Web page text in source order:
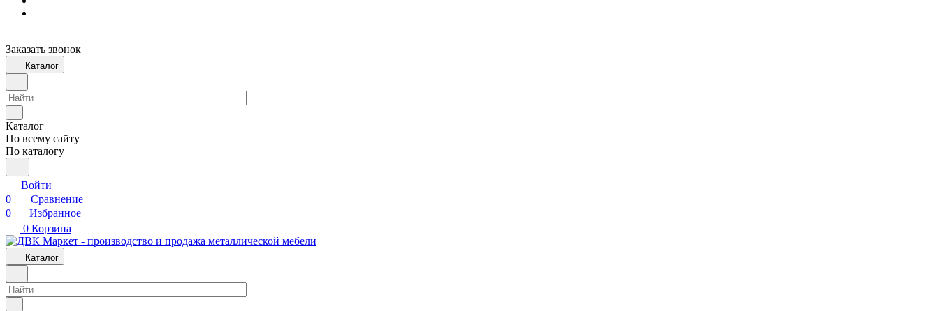
Заказать звонок
Каталог
Каталог
По всему сайту
По каталогу
Войти
0
Сравнение
0
Избранное
0 Корзина
Каталог